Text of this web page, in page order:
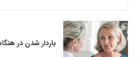
باردار شدن در